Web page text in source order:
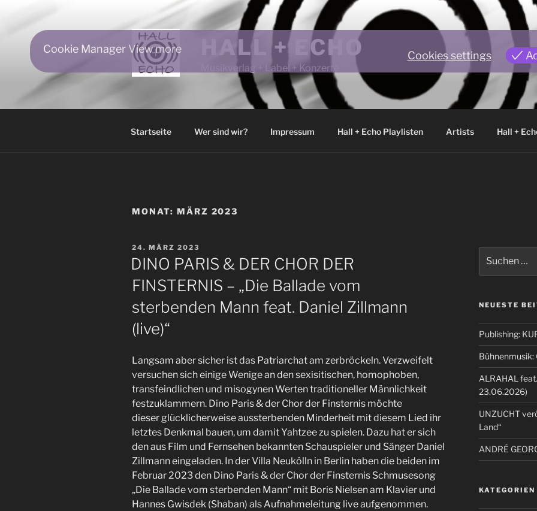
springen
HALL + ECHO
Musikverlag + Label + Konzerte
Startseite Wer sind wir? Impressum Hall + Echo Playlisten Artists Hall +
MONAT: MÄRZ 2023
VERÖFFENTLICHT
AM
24. MÄRZ 2023
DINO PARIS & DER CHOR DER
FINSTERNIS – „Die Ballade vom
sterbenden Mann feat. Daniel Zillmann
(live)“
Langsam aber sicher ist das Patriarchat am zerbröckeln. Verzweifelt
versuchen sich einige Wenige an den sexisitischen, homophoben,
transfeindlichen und misogynen Werten traditioneller Männlichkeit
festzuklammern. Dino Paris & der Chor der Finsternis möchte
dieser glücklicherweise aussterbenden Minderheit mit diesem Lied ihr
letztes Denkmal bauen, um damit Yahtzee zu spielen. Dazu hat er sich
den aus Film und Fernsehen bekannten Schauspieler und Sänger Daniel
Zillmann eingeladen. In der Villa Neukölln in Berlin haben die beiden im
Februar 2023 den Dino Paris & der Chor der Finsternis Schmusesong
„Die Ballade vom sterbenden Mann“ mit Boris Nielsen am Klavier und
Hannes Gwisdek (Shaban) als Aufnahmeleitung live aufgenommen.
nach:
NEUESTE
Publishing:
Bühnenmusik:
ALRAHAL
23.06.2026)
UNZUCHT
Land“
ANDRÉ
KATEGORIEN
Cookie Manager View more Cookies settings